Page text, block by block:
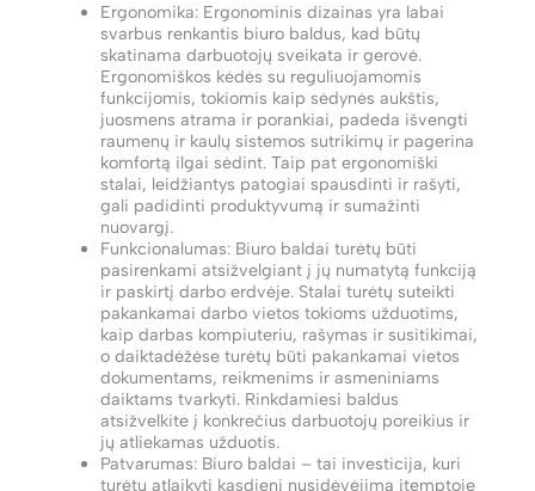
Ergonomika: Ergonominis dizainas yra labai
svarbus renkantis biuro baldus, kad būtų
skatinama darbuotojų sveikata ir gerovė.
Ergonomiškos kėdės su reguliuojamomis
funkcijomis, tokiomis kaip sėdynės aukštis,
juosmens atrama ir porankiai, padeda išvengti
raumenų ir kaulų sistemos sutrikimų ir pagerina
komfortą ilgai sėdint. Taip pat ergonomiški
stalai, leidžiantys patogiai spausdinti ir rašyti,
gali padidinti produktyvumą ir sumažinti
nuovargį.
Funkcionalumas: Biuro baldai turėtų būti
pasirenkami atsižvelgiant į jų numatytą funkciją
ir paskirtį darbo erdvėje. Stalai turėtų suteikti
pakankamai darbo vietos tokioms užduotims,
kaip darbas kompiuteriu, rašymas ir susitikimai,
o daiktadėžėse turėtų būti pakankamai vietos
dokumentams, reikmenims ir asmeniniams
daiktams tvarkyti. Rinkdamiesi baldus
atsižvelkite į konkrečius darbuotojų poreikius ir
jų atliekamas užduotis.
Patvarumas: Biuro baldai – tai investicija, kuri
turėtų atlaikyti kasdienį nusidėvėjimą įtemptoje